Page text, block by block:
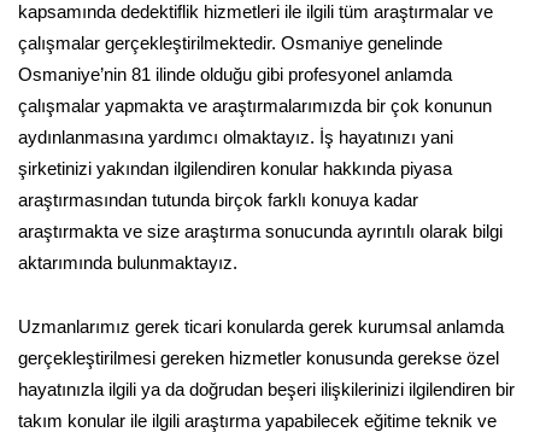
kapsamında dedektiflik hizmetleri ile ilgili tüm araştırmalar ve
çalışmalar gerçekleştirilmektedir. Osmaniye genelinde
Osmaniye’nin 81 ilinde olduğu gibi profesyonel anlamda
çalışmalar yapmakta ve araştırmalarımızda bir çok konunun
aydınlanmasına yardımcı olmaktayız. İş hayatınızı yani
şirketinizi yakından ilgilendiren konular hakkında piyasa
araştırmasından tutunda birçok farklı konuya kadar
araştırmakta ve size araştırma sonucunda ayrıntılı olarak bilgi
aktarımında bulunmaktayız.
Uzmanlarımız gerek ticari konularda gerek kurumsal anlamda
gerçekleştirilmesi gereken hizmetler konusunda gerekse özel
hayatınızla ilgili ya da doğrudan beşeri ilişkilerinizi ilgilendiren bir
takım konular ile ilgili araştırma yapabilecek eğitime teknik ve